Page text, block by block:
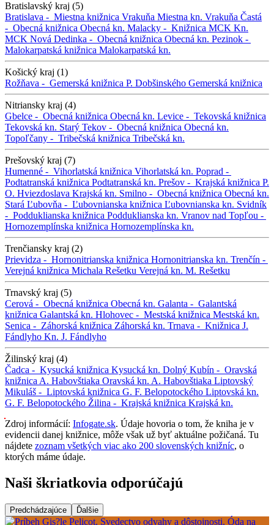
Bratislavský kraj (5)
Bratislava - Miestna knižnica Vrakuňa Miestna kn. Vrakuňa Častá
- Obecná knižnica Obecná kn. Malacky - Knižnica MCK Kn.
MCK Nová Dedinka - Obecná knižnica Obecná kn. Pezinok -
Malokarpatská knižnica Malokarpatská kn.
Košický kraj (1)
Rožňava - Gemerská knižnica P. Dobšinského Gemerská knižnica
Nitriansky kraj (4)
Gbelce - Obecná knižnica Obecná kn. Levice - Tekovská knižnica
Tekovská kn. Starý Tekov - Obecná knižnica Obecná kn.
Topoľčany - Tribečská knižnica Tribečská kn.
Prešovský kraj (7)
Humenné - Vihorlatská knižnica Vihorlatská kn. Poprad -
Podtatranská knižnica Podtatranská kn. Prešov - Krajská knižnica P.
O. Hviezdoslava Krajská kn. Smilno - Obecná knižnica Obecná kn.
Stará Ľubovňa - Ľubovnianska knižnica Ľubovnianska kn. Svidník
- Podduklianska knižnica Podduklianska kn. Vranov nad Topľou -
Hornozemplínska knižnica Hornozemplínska kn.
Trenčiansky kraj (2)
Prievidza - Hornonitrianska knižnica Hornonitrianska kn. Trenčín -
Verejná knižnica Michala Rešetku Verejná kn. M. Rešetku
Trnavský kraj (5)
Cerová - Obecná knižnica Obecná kn. Galanta - Galantská
knižnica Galantská kn. Hlohovec - Mestská knižnica Mestská kn.
Senica - Záhorská knižnica Záhorská kn. Trnava - Knižnica J.
Fándlyho Kn. J. Fándlyho
Žilinský kraj (4)
Čadca - Kysucká knižnica Kysucká kn. Dolný Kubín - Oravská
knižnica A. Habovštiaka Oravská kn. A. Habovštiaka Liptovský
Mikuláš - Liptovská knižnica G. F. Belopotockého Liptovská kn.
G. F. Belopotockého Žilina - Krajská knižnica Krajská kn.
Zdroj informácií: Infogate.sk. Údaje hovoria o tom, že kniha je v
evidencii danej knižnice, môže však už byť aktuálne požičaná. Tu
nájdete zoznam všetkých viac ako 200 slovenských knižníc, o
ktorých máme údaje.
Naši škriatkovia odporúčajú
Predchádzajúce Ďalšie